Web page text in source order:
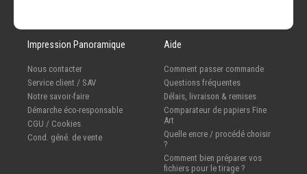
Impression Panoramique
Nous contacter
Service client / SAV
Notre savoir-faire
Démarche éco-responsable
CGU / Cookies
Cond. géné. de vente
Aide
Comment passer commande
Questions fréquentes
Délais, livraison & remises
Comparateur de papiers Fine
Art
Quelle encre / procédé choisir
?
Comment bien préparer vos
fichiers pour le tirage ?